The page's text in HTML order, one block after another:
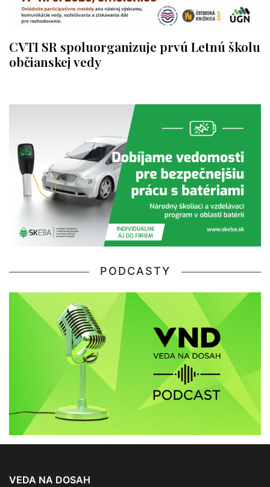
CVTI SR spoluorganizuje prvú Letnú školu
občianskej vedy
PODCASTY
VEDA NA DOSAH